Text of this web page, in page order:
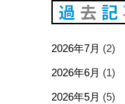
2026年7月 (2)
2026年6月 (1)
2026年5月 (5)